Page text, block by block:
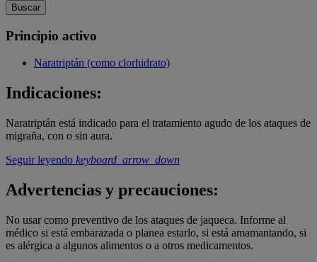
Buscar
Principio activo
Naratriptán (como clorhidrato)
Indicaciones:
Naratriptán está indicado para el tratamiento agudo de los ataques de
migraña, con o sin aura.
Seguir leyendo keyboard_arrow_down
Advertencias y precauciones:
No usar como preventivo de los ataques de jaqueca. Informe al
médico si está embarazada o planea estarlo, si está amamantando, si
es alérgica a algunos alimentos o a otros medicamentos.